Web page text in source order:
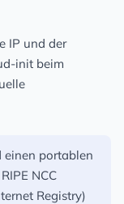
IP und der
init beim
einen portablen
NCC
Registry)